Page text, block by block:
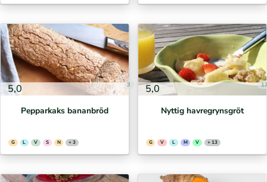
5,0 3
Pepparkaks bananbröd
G L V S N + 3
5,0
Nyttig havregrynsgröt
G V L M V + 13